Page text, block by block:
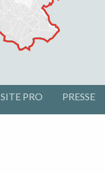
SITE PRO PRESSE